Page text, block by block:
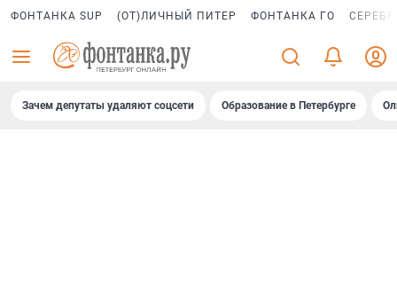
ФОНТАНКА SUP (ОТ)ЛИЧНЫЙ ПИТЕР ФОНТАНКА ГО
Зачем депутаты удаляют соцсети Образование в Петербурге